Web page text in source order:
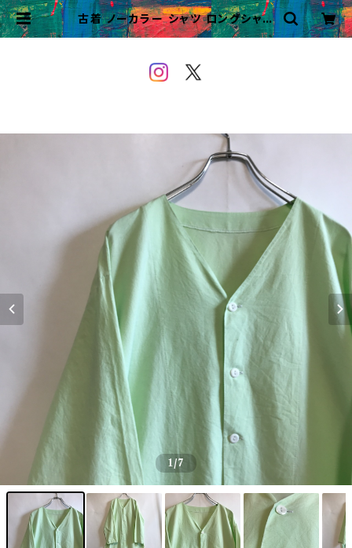
古着 ノーカラー シャツ ロングシャツ
ロング丈 ドレスシャツ ワークコート |
1/7